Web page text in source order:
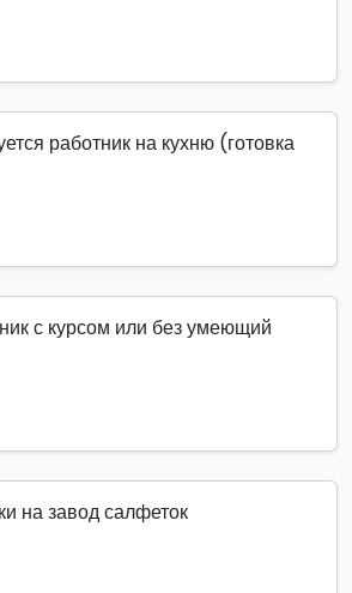
работник на кухню (готовка
с курсом или без умеющий
на завод салфеток